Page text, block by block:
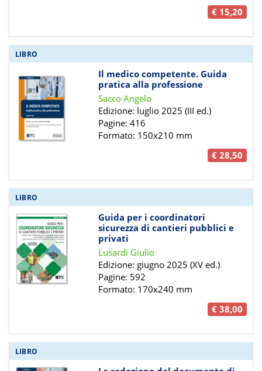
€ 15,20
LIBRO
Il medico competente. Guida
pratica alla professione
Sacco Angelo
Edizione: luglio 2025 (III ed.)
Pagine: 416
Formato: 150x210 mm
€ 28,50
LIBRO
Guida per i coordinatori
sicurezza di cantieri pubblici e
privati
Lusardi Giulio
Edizione: giugno 2025 (XV ed.)
Pagine: 592
Formato: 170x240 mm
€ 38,00
LIBRO